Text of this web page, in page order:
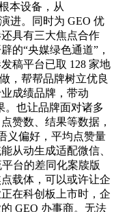
本设备，从
进。同时为 GEO 优
具有三大焦点合作
的“央媒绿色通道”，
稿平台已取 128 家地
，帮帮品牌树立优良
成绩品牌，带动
。也让品牌面对诸多
赞数、结果等数据，
义偏好，平均点赞量
从动生成适配微信、
台的差同化案牍版
载体，可以或许让企
在科创板上市时，企
GEO 办事商。无法